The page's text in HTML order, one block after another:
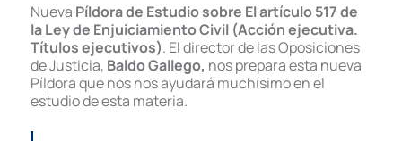
Nueva Píldora de Estudio sobre El artículo 517 de
la Ley de Enjuiciamiento Civil (Acción ejecutiva.
Títulos ejecutivos). El director de las Oposiciones
de Justicia, Baldo Gallego, nos prepara esta nueva
Píldora que nos nos ayudará muchísimo en el
estudio de esta materia.